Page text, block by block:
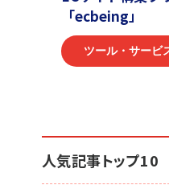
人気記事トップ10